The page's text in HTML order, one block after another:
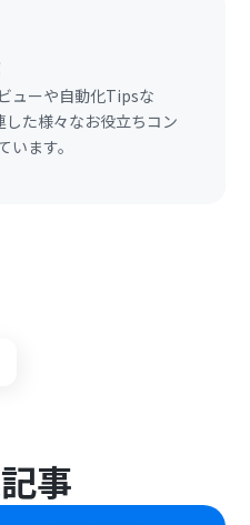
ューや自動化Tipsな
した様々なお役立ちコン
います。
事